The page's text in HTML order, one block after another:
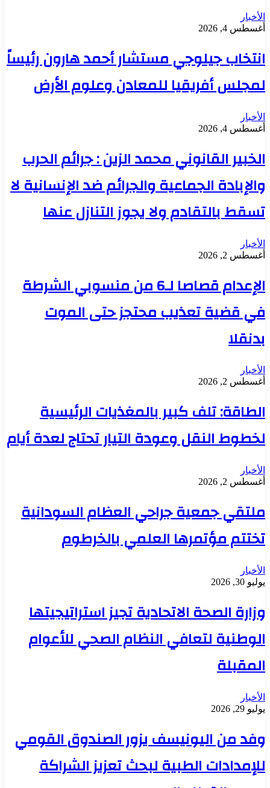
الأخبار
أغسطس 4, 2026
انتخاب جيلوجي مستشار أحمد هارون رئيساً
لمجلس أفريقيا للمعادن وعلوم الأرض
الأخبار
أغسطس 4, 2026
الخبير القانوني محمد الزين : جرائم الحرب
والإبادة الجماعية والجرائم ضد الإنسانية لا
تسقط بالتقادم ولا يجوز التنازل عنها
الأخبار
أغسطس 2, 2026
الإعدام قصاصا لـ6 من منسوبي الشرطة
في قضية تعذيب محتجز حتى الموت
بدنقلا
الأخبار
أغسطس 2, 2026
الطاقة: تلف كبير بالمغذيات الرئيسية
لخطوط النقل وعودة التيار تحتاج لعدة أيام
الأخبار
أغسطس 2, 2026
ملتقي جمعية جراحي العظام السودانية
تختتم مؤتمرها العلمي بالخرطوم
الأخبار
يوليو 30, 2026
وزارة الصحة الاتحادية تجيز استراتيجيتها
الوطنية لتعافي النظام الصحي للأعوام
المقبلة
الأخبار
يوليو 29, 2026
وفد من اليونيسف يزور الصندوق القومي
للإمدادات الطبية لبحث تعزيز الشراكة